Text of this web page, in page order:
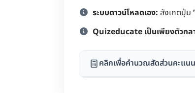
ระบบดาวน์โหลดเอง: สังเกตปุ่ม
Quizeducate เป็นเพียงตัวกล
คลิกเพื่อคำนวณสัดส่วนคะแนน